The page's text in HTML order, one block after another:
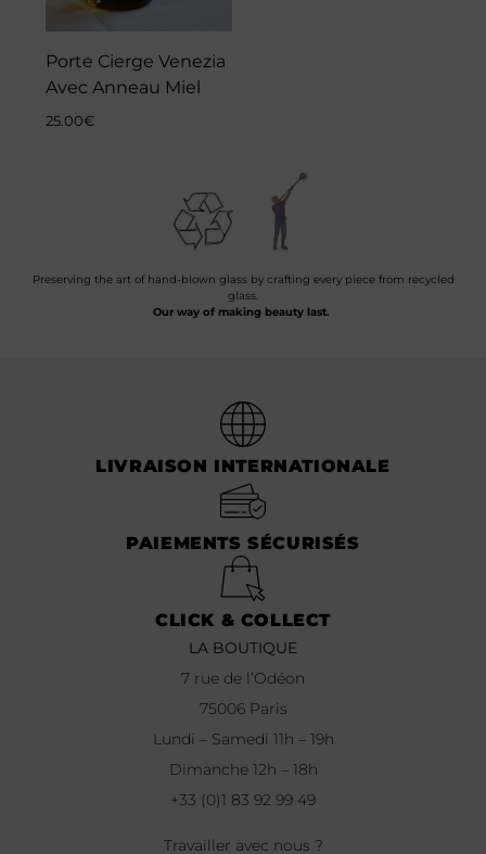
Porte Cierge Venezia
Avec Anneau Miel
25.00€
Preserving the art of hand-blown glass by crafting every piece from recycled
glass.
Our way of making beauty last.
LIVRAISON INTERNATIONALE
PAIEMENTS SÉCURISÉS
CLICK & COLLECT
LA BOUTIQUE
7 rue de l’Odéon
75006 Paris
Lundi – Samedi 11h – 19h
Dimanche 12h – 18h
+33 (0)1 83 92 99 49
Travailler avec nous ?